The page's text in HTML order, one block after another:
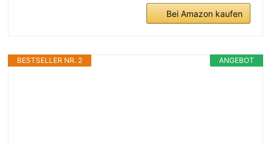
Bei Amazon kaufen
ANGEBOT
BESTSELLER NR. 2